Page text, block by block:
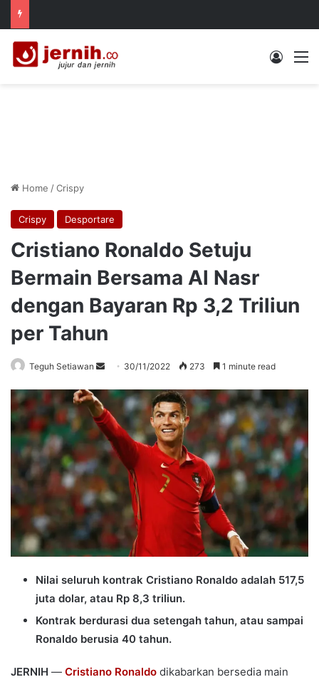
Log In
Home /Crispy
Crispy Desportare
Cristiano Ronaldo Setuju
Bermain Bersama Al Nasr
dengan Bayaran Rp 3,2 Triliun
per Tahun
Teguh Setiawan
Send
email
30/11/2022 273 1 minute read
Nilai seluruh kontrak Cristiano Ronaldo adalah 517,5
juta dolar, atau Rp 8,3 triliun.
Kontrak berdurasi dua setengah tahun, atau sampai
Ronaldo berusia 40 tahun.
JERNIH — Cristiano Ronaldo dikabarkan bersedia main